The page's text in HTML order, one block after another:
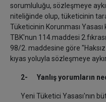
sorumluluğu, sözleşmeye
niteliğinde olup, tüketicinin
Tüketicinin Korunması Yasası
TBK'nun 114.maddesi
98/2. maddesine göre
kıyas yoluyla sözleşmeye
2- Yanlış yorumların
Yeni Tüketici Yasası'nın